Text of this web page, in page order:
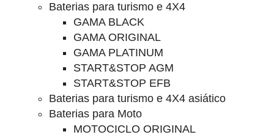
Baterias para turismo e 4X4
GAMA BLACK
GAMA ORIGINAL
GAMA PLATINUM
START&STOP AGM
START&STOP EFB
Baterias para turismo e 4X4 asiático
Baterias para Moto
MOTOCICLO ORIGINAL